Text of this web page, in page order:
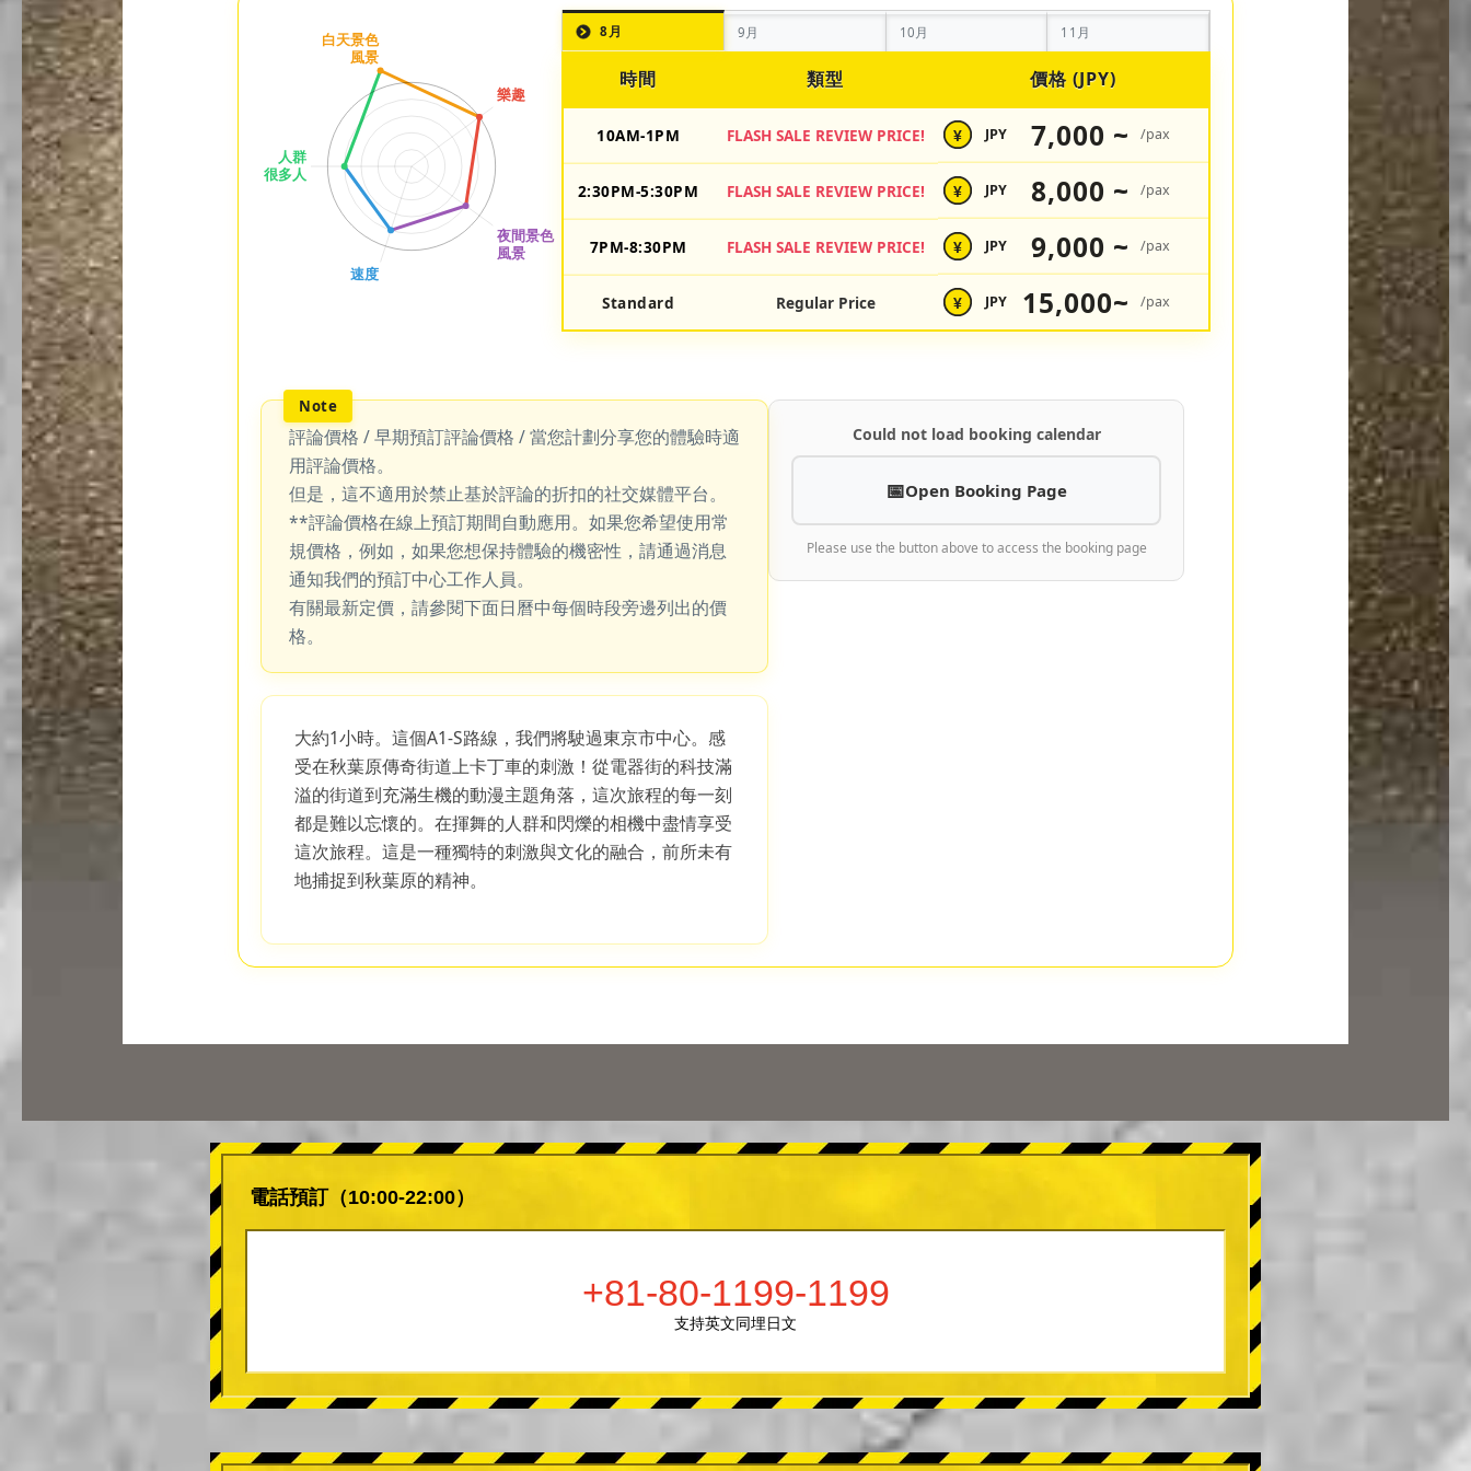
8月 9月 10月 11月
時間 類型 價格 (JPY)
10AM-1PM FLASH SALE REVIEW PRICE! ¥ JPY 7,000 ~ /pax
2:30PM-5:30PM FLASH SALE REVIEW PRICE! ¥ JPY 8,000 ~ /pax
7PM-8:30PM FLASH SALE REVIEW PRICE! ¥ JPY 9,000 ~ /pax
Standard Regular Price ¥ JPY 15,000~ /pax
評論價格 / 早期預訂評論價格 / 當您計劃分享您的體驗時適
用評論價格。
但是，這不適用於禁止基於評論的折扣的社交媒體平台。
**評論價格在線上預訂期間自動應用。如果您希望使用常
規價格，例如，如果您想保持體驗的機密性，請通過消息
通知我們的預訂中心工作人員。
有關最新定價，請參閱下面日曆中每個時段旁邊列出的價
格。
大約1小時。這個A1-S路線，我們將駛過東京市中心。感
受在秋葉原傳奇街道上卡丁車的刺激！從電器街的科技滿
溢的街道到充滿生機的動漫主題角落，這次旅程的每一刻
都是難以忘懷的。在揮舞的人群和閃爍的相機中盡情享受
這次旅程。這是一種獨特的刺激與文化的融合，前所未有
地捕捉到秋葉原的精神。
Could not load booking calendar
Open Booking Page
Please use the button above to access the booking page
電話預訂（10:00-22:00）
+81-80-1199-1199
支持英文同埋日文